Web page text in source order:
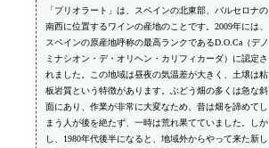
「プリオラート」は、スペインの北東部、バルセロナの
南西に位置するワインの産地のことです。2009年には、
スペインの原産地呼称の最高ランクであるD.O.Ca（デノ
ミナシオン・デ・オリヘン・カリフィカーダ）に認定さ
れました。この地域は昼夜の気温差が大きく、土壌は粘
板岩質という特徴があります。ぶどう畑の多くは急な斜
面にあり、作業が非常に大変なため、昔は畑を諦めてし
まう人が後を絶たず、一時は荒れ果てていました。しか
し、1980年代後半になると、地域外からやって来た新し